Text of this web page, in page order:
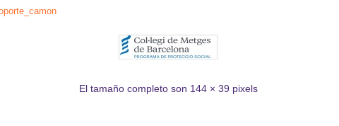
El tamaño completo son 144 × 39 pixels